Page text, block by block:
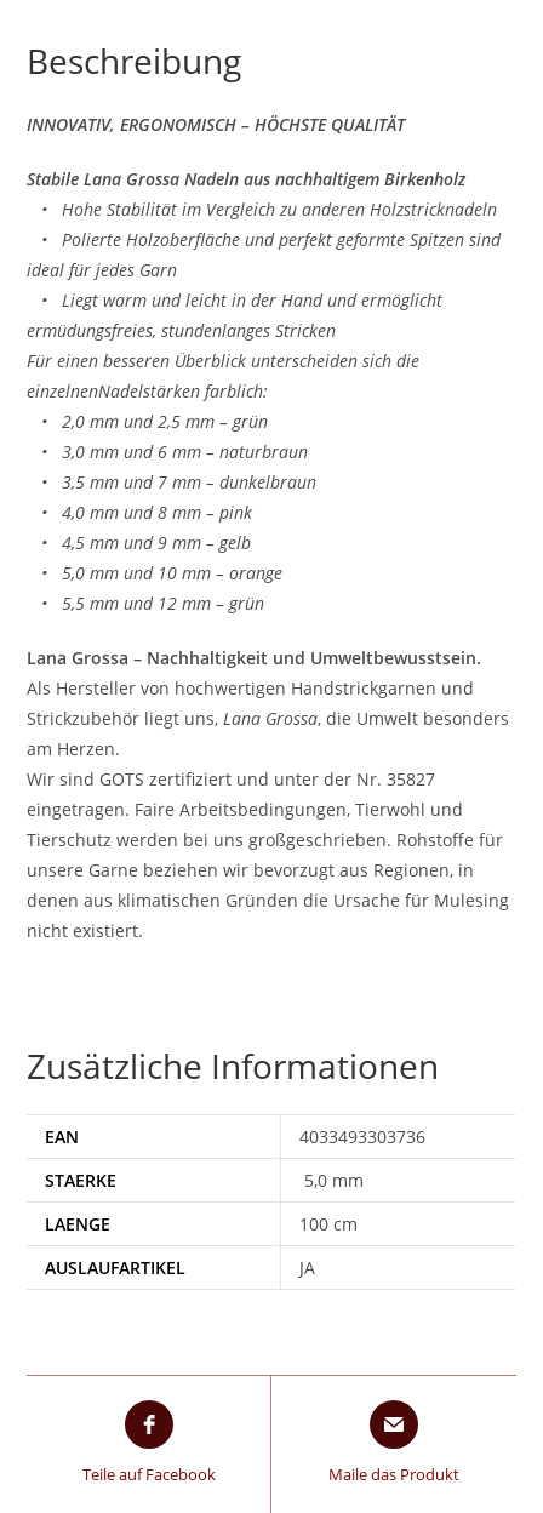
Beschreibung
INNOVATIV, ERGONOMISCH – HÖCHSTE QUALITÄT
Stabile Lana Grossa Nadeln aus nachhaltigem Birkenholz
• Hohe Stabilität im Vergleich zu anderen Holzstricknadeln
• Polierte Holzoberfläche und perfekt geformte Spitzen sind
ideal für jedes Garn
• Liegt warm und leicht in der Hand und ermöglicht
ermüdungsfreies, stundenlanges Stricken
Für einen besseren Überblick unterscheiden sich die
einzelnenNadelstärken farblich:
• 2,0 mm und 2,5 mm – grün
• 3,0 mm und 6 mm – naturbraun
• 3,5 mm und 7 mm – dunkelbraun
• 4,0 mm und 8 mm – pink
• 4,5 mm und 9 mm – gelb
• 5,0 mm und 10 mm – orange
• 5,5 mm und 12 mm – grün
Lana Grossa – Nachhaltigkeit und Umweltbewusstsein.
Als Hersteller von hochwertigen Handstrickgarnen und
Strickzubehör liegt uns,Lana Grossa, die Umwelt besonders
am Herzen.
Wir sind GOTS zertifiziert und unter der Nr. 35827
eingetragen. Faire Arbeitsbedingungen, Tierwohl und
Tierschutz werden bei uns großgeschrieben. Rohstoffe für
unsere Garne beziehen wir bevorzugt aus Regionen, in
denen aus klimatischen Gründen die Ursache für Mulesing
nicht existiert.
Zusätzliche Informationen
EAN
4033493303736
STAERKE
5,0 mm
LAENGE
100 cm
AUSLAUFARTIKEL
JA
Teile auf Facebook Maile das Produkt